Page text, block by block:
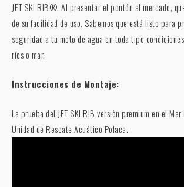
JET SKI RIB®. Al presentar el pontón al mercado,
de su facilidad de uso. Sabemos que está listo para
seguridad a tu moto de agua en toda tipo
ríos o mar.
Instrucciones de Montaje:
La prueba del JET SKI RIB versiòn premium en el
Unidad de Rescate Acuático Polaca.